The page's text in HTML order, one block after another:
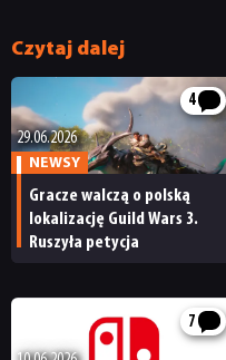
SKLEP
Czytaj dalej
4
29.06.2026
NEWSY
Gracze walczą o polską
lokalizację Guild Wars 3.
Ruszyła petycja
7